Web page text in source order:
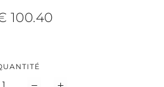
100.40